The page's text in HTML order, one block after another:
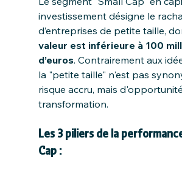
investissement désigne le
d’entreprises de petite taille,
valeur est inférieure à 100
d’euros. Contrairement aux
la "petite taille" n'est pas
risque accru, mais
transformation.
Les 3 piliers de la
Cap :